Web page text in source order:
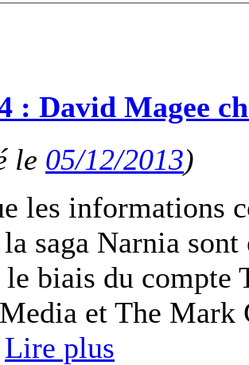
: David Magee
le 05/12/2013)
les informations
saga Narnia
le biais du
et The Mark
Lire plus